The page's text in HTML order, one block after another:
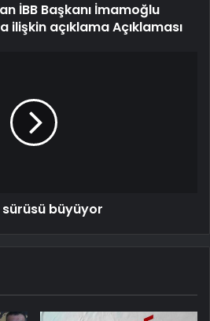
İBB Başkanı İmamoğlu
ilişkin açıklama Açıklaması
sürüsü büyüyor